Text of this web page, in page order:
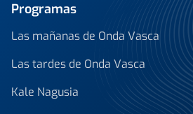
Programas
Las mañanas de Onda Vasca
Las tardes de Onda Vasca
Kale Nagusia